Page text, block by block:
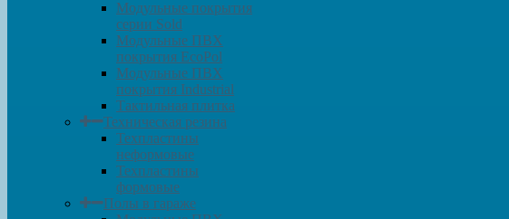
Модульные покрытия
серии Sold
Модульные ПВХ
покрытия EcoPol
Модульные ПВХ
покрытия Industrial
Тактильная плитка
Техническая резина
Техпластины
неформовые
Техпластины
формовые
Полы в гараже